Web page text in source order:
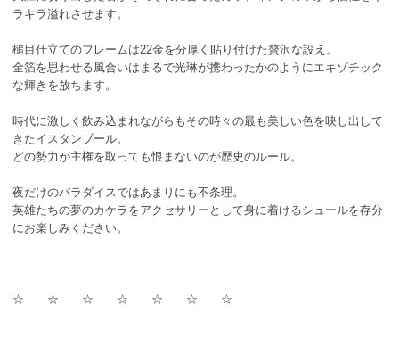
ラキラ溢れさせます。
槌目仕立てのフレームは22金を分厚く貼り付けた贅沢な設え。
金箔を思わせる風合いはまるで光琳が携わったかのようにエキゾチック
な輝きを放ちます。
時代に激しく飲み込まれながらもその時々の最も美しい色を映し出して
きたイスタンブール。
どの勢力が主権を取っても恨まないのが歴史のルール。
夜だけのパラダイスではあまりにも不条理。
英雄たちの夢のカケラをアクセサリーとして身に着けるシュールを存分
にお楽しみください。
☆ ☆ ☆ ☆ ☆ ☆ ☆